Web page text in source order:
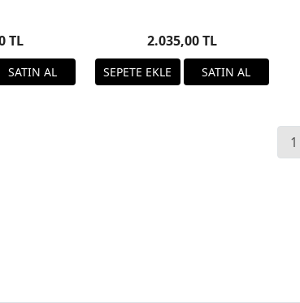
TL 2.035,00 TL
1